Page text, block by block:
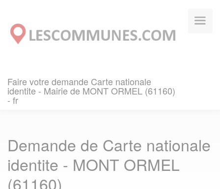
Faire votre demande Carte nationale
identite - Mairie de MONT ORMEL (61160)
- fr
Demande de Carte nationale
identite - MONT ORMEL
(61160)